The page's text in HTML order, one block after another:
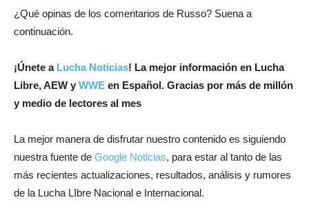
¿Qué opinas de los comentarios de Russo? Suena a
continuación.
¡Únete a Lucha Noticias! La mejor información en Lucha
Libre, AEW y WWE en Español. Gracias por más de millón
y medio de lectores al mes
La mejor manera de disfrutar nuestro contenido es siguiendo
nuestra fuente de Google Noticias, para estar al tanto de las
más recientes actualizaciones, resultados, análisis y rumores
de la Lucha LIbre Nacional e Internacional.